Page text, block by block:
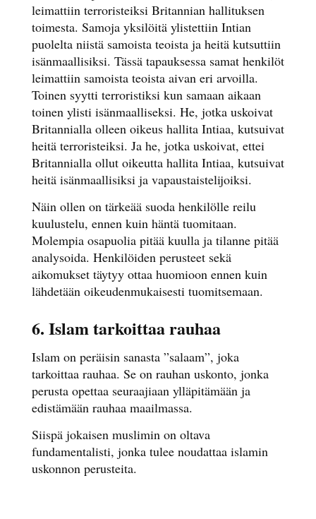
leimattiin terroristeiksi Britannian hallituksen
toimesta. Samoja yksilöitä ylistettiin Intian
puolelta niistä samoista teoista ja heitä kutsuttiin
isänmaallisiksi. Tässä tapauksessa samat henkilöt
leimattiin samoista teoista aivan eri arvoilla.
Toinen syytti terroristiksi kun samaan aikaan
toinen ylisti isänmaalliseksi. He, jotka uskoivat
Britannialla olleen oikeus hallita Intiaa, kutsuivat
heitä terroristeiksi. Ja he, jotka uskoivat, ettei
Britannialla ollut oikeutta hallita Intiaa, kutsuivat
heitä isänmaallisiksi ja vapaustaistelijoiksi.
Näin ollen on tärkeää suoda henkilölle reilu
kuulustelu, ennen kuin häntä tuomitaan.
Molempia osapuolia pitää kuulla ja tilanne pitää
analysoida. Henkilöiden perusteet sekä
aikomukset täytyy ottaa huomioon ennen kuin
lähdetään oikeudenmukaisesti tuomitsemaan.
6. Islam tarkoittaa rauhaa
Islam on peräisin sanasta ”salaam”, joka
tarkoittaa rauhaa. Se on rauhan uskonto, jonka
perusta opettaa seuraajiaan ylläpitämään ja
edistämään rauhaa maailmassa.
Siispä jokaisen muslimin on oltava
fundamentalisti, jonka tulee noudattaa islamin
uskonnon perusteita.